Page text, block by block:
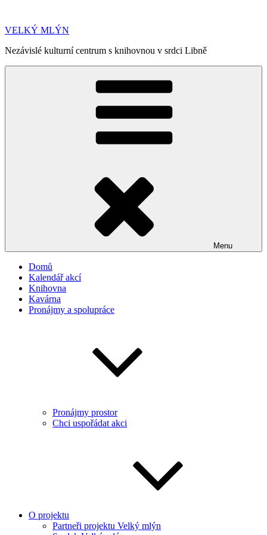
obsahu
VELKÝ MLÝN
Nezávislé kulturní centrum s knihovnou v srdci Libně
Menu
Domů
Kalendář akcí
Knihovna
Kavárna
Pronájmy a spolupráce
Pronájmy prostor
Chci uspořádat akci
O projektu
Partneři projektu Velký mlýn